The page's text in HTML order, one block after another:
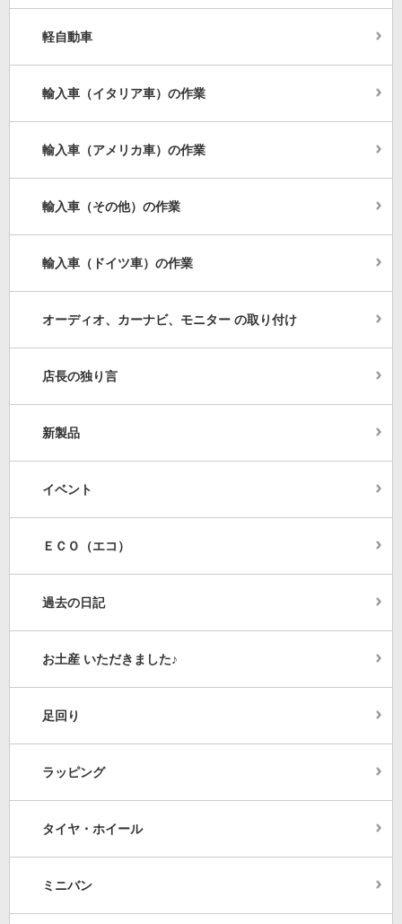
軽自動車
輸入車（イタリア車）の作業
輸入車（アメリカ車）の作業
輸入車（その他）の作業
輸入車（ドイツ車）の作業
オーディオ、カーナビ、モニター の取り付け
店長の独り言
新製品
イベント
ＥＣＯ（エコ）
過去の日記
お土産 いただきました♪
足回り
ラッピング
タイヤ・ホイール
ミニバン